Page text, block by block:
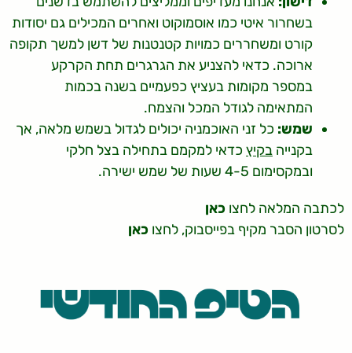
בשחרור איטי כמו אוסמוקוט ואחרים המכילים גם יסודות
קורט ומשחררים כמויות קטנטנות של דשן למשך תקופה
ארוכה. כדאי להצניע את הגרגרים תחת הקרקע
במספר מקומות בעציץ כפעמיים בשנה בכמות
המתאימה לגודל המכל והצמח.
שמש: כל זני האוכמניה יכולים לגדול בשמש מלאה, אך
בקנייה בקיץ כדאי למקמם בתחילה בצל חלקי
ובמקסימום 4-5 שעות של שמש ישירה.
לכתבה המלאה לחצו כאן
לסרטון הסבר מקיף בפייסבוק, לחצו כאן